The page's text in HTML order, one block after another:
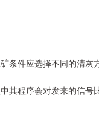
条件应选择不同的清灰
其程序会对发来的信号